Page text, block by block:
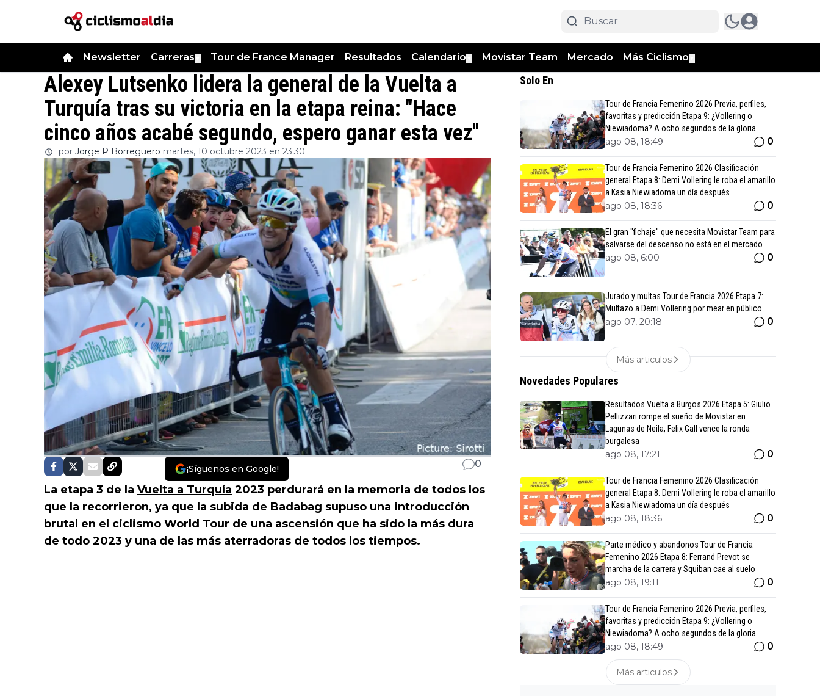
Newsletter Carreras Tour de France Manager Resultados Calendario Movistar Team Mercado Más Ciclismo
Alexey Lutsenko lidera la general de la Vuelta a
Turquía tras su victoria en la etapa reina: "Hace
cinco años acabé segundo, espero ganar esta vez"
por Jorge P Borreguero martes, 10 octubre 2023 en 23:30
¡Síguenos en Google! 0
La etapa 3 de la Vuelta a Turquía 2023 perdurará en la memoria de todos los
que la recorrieron, ya que la subida de Badabag supuso una introducción
brutal en el ciclismo World Tour de una ascensión que ha sido la más dura
de todo 2023 y una de las más aterradoras de todos los tiempos.
Solo En
Tour de Francia Femenino 2026 Previa, perfiles,
favoritas y predicción Etapa 9: ¿Vollering o
Niewiadoma? A ocho segundos de la gloria
ago 08, 18:49 0
Tour de Francia Femenino 2026 Clasificación
general Etapa 8: Demi Vollering le roba el amarillo
a Kasia Niewiadoma un día después
ago 08, 18:36 0
El gran "fichaje" que necesita Movistar Team para
salvarse del descenso no está en el mercado
ago 08, 6:00 0
Jurado y multas Tour de Francia 2026 Etapa 7:
Multazo a Demi Vollering por mear en público
ago 07, 20:18 0
Más articulos
Novedades Populares
Resultados Vuelta a Burgos 2026 Etapa 5: Giulio
Pellizzari rompe el sueño de Movistar en
Lagunas de Neila, Felix Gall vence la ronda
burgalesa
ago 08, 17:21 0
Tour de Francia Femenino 2026 Clasificación
general Etapa 8: Demi Vollering le roba el amarillo
a Kasia Niewiadoma un día después
ago 08, 18:36 0
Parte médico y abandonos Tour de Francia
Femenino 2026 Etapa 8: Ferrand Prevot se
marcha de la carrera y Squiban cae al suelo
ago 08, 19:11 0
Tour de Francia Femenino 2026 Previa, perfiles,
favoritas y predicción Etapa 9: ¿Vollering o
Niewiadoma? A ocho segundos de la gloria
ago 08, 18:49 0
Más articulos